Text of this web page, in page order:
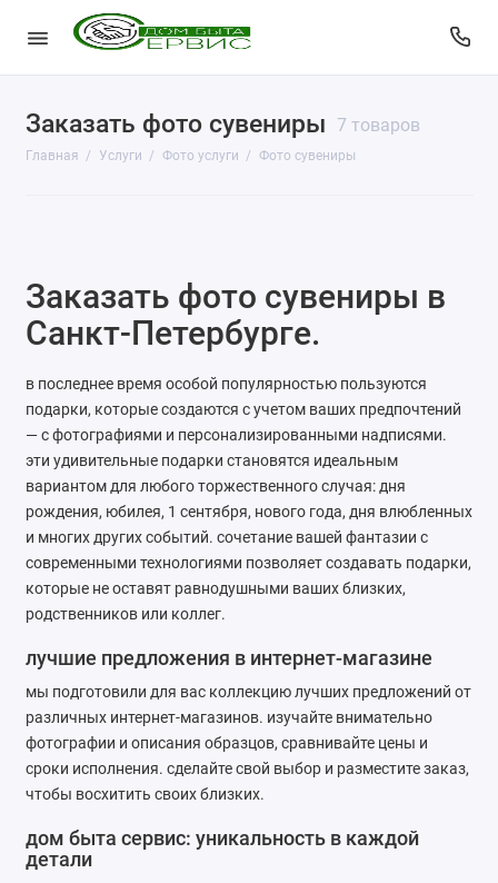
Заказать фото сувениры 7 товаров
Главная Услуги Фото услуги Фото сувениры
КопиЦентр
Заправка картриджей
Пульты для ворот и шлагбаумов
Ремонт чемоданов
Ателье
Ремонт обуви
Заточка инструментов
Ремонт сумок
Ремонт зонтов
Ремонт очков
Ремонт мелкой бытовой техники
Заказать фото сувениры в
Санкт-Петербурге.
в последнее время особой популярностью пользуются
подарки, которые создаются с учетом ваших предпочтений
— с фотографиями и персонализированными надписями.
эти удивительные подарки становятся идеальным
вариантом для любого торжественного случая: дня
рождения, юбилея, 1 сентября, нового года, дня влюбленных
и многих других событий. сочетание вашей фантазии с
современными технологиями позволяет создавать подарки,
которые не оставят равнодушными ваших близких,
родственников или коллег.
лучшие предложения в интернет-магазине
мы подготовили для вас коллекцию лучших предложений от
различных интернет-магазинов. изучайте внимательно
фотографии и описания образцов, сравнивайте цены и
сроки исполнения. сделайте свой выбор и разместите заказ,
чтобы восхитить своих близких.
дом быта сервис: уникальность в каждой
детали